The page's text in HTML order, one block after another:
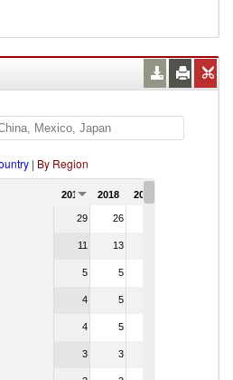
| By Region
2017 2018 2019
29 26
11 13
5 5
4 5
4 5
3 3